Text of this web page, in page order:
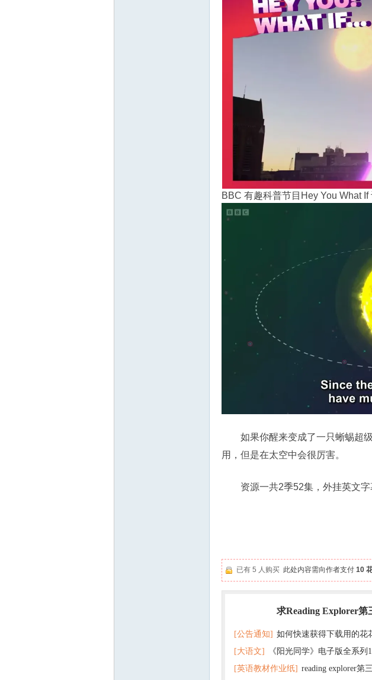
BBC 有趣科普节目Hey You What
如果你醒来变成了一只蜥蜴超
用，但是在太空中会很厉害。
资源一共2季52集，外挂英文字
已有 5 人购买 此处内容需向作者支付 10
求Reading Explorer第
[公告通知] 如何快速获得下载用的花
[大语文]
《阳光同学》电子版全系列
+英语
[英语教材作业纸] reading explorer第